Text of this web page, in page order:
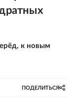
к новым
ПОДЕЛИТЬСЯ